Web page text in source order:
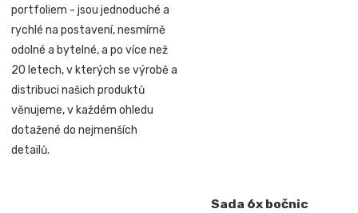
portfoliem - jsou jednoduché a
rychlé na postavení, nesmírně
odolné a bytelné, a po více než
20 letech, v kterých se výrobě a
distribuci našich produktů
věnujeme, v každém ohledu
dotažené do nejmenších
detailů.
Sada 6x bočnic